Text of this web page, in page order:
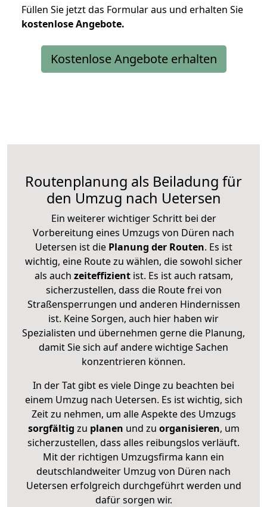
Füllen Sie jetzt das Formular aus und erhalten Sie
kostenloseAngebote.
Kostenlose Angebote erhalten
Routenplanung als Beiladung für
den Umzug nach Uetersen
Ein weiterer wichtiger Schritt bei der
Vorbereitung eines Umzugs von Düren nach
Uetersen ist diePlanung der Routen. Es ist
wichtig, eine Route zu wählen, die sowohl sicher
als auch zeiteffizientist. Es ist auch ratsam,
sicherzustellen, dass die Route frei von
Straßensperrungen und anderen Hindernissen
ist. Keine Sorgen, auch hier haben wir
Spezialisten und übernehmen gerne die Planung,
damit Sie sich auf andere wichtige Sachen
konzentrieren können.
In der Tat gibt es viele Dinge zu beachten bei
einem Umzug nach Uetersen. Es ist wichtig, sich
Zeit zu nehmen, um alle Aspekte des Umzugs
sorgfältig zu planen und zu organisieren, um
sicherzustellen, dass alles reibungslos verläuft.
Mit der richtigen Umzugsfirma kann ein
deutschlandweiter Umzug von Düren nach
Uetersen erfolgreich durchgeführt werden und
dafür sorgen wir.